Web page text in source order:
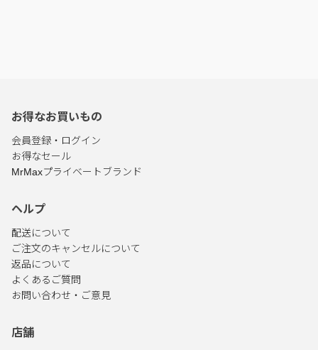
お得なお買いもの
会員登録・ログイン
お得なセール
MrMaxプライベートブランド
ヘルプ
配送について
ご注文のキャンセルについて
返品について
よくあるご質問
お問い合わせ・ご意見
店舗